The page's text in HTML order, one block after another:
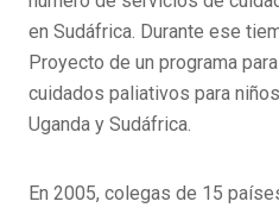
en Sudáfrica. Durante ese
Proyecto de un programa
cuidados paliativos para
Uganda y Sudáfrica.
En 2005, colegas de 15